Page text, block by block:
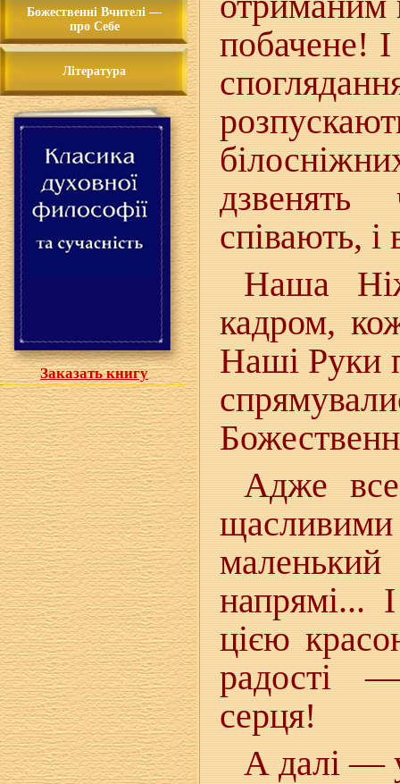
Божественні Вчителі —
про Себе
Література
Заказать книгу
побачене!
співають,
Наша
кадром,
Наші Руки
Адже
напрямі...
цією
радості
серця!
А далі —